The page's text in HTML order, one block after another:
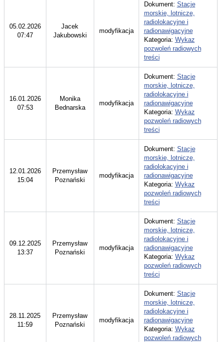
05.02.2026
07:47
Jacek
Jakubowski
modyfikacja
Dokument: Stacje
morskie, lotnicze,
radiolokacyjne i
radionawigacyjne
Kategoria: Wykaz
pozwoleń radiowych
treści
16.01.2026
07:53
Monika
Bednarska
modyfikacja
Dokument: Stacje
morskie, lotnicze,
radiolokacyjne i
radionawigacyjne
Kategoria: Wykaz
pozwoleń radiowych
treści
12.01.2026
15:04
Przemysław
Poznański
modyfikacja
Dokument: Stacje
morskie, lotnicze,
radiolokacyjne i
radionawigacyjne
Kategoria: Wykaz
pozwoleń radiowych
treści
09.12.2025
13:37
Przemysław
Poznański
modyfikacja
Dokument: Stacje
morskie, lotnicze,
radiolokacyjne i
radionawigacyjne
Kategoria: Wykaz
pozwoleń radiowych
treści
28.11.2025
11:59
Przemysław
Poznański
modyfikacja
Dokument: Stacje
morskie, lotnicze,
radiolokacyjne i
radionawigacyjne
Kategoria: Wykaz
pozwoleń radiowych